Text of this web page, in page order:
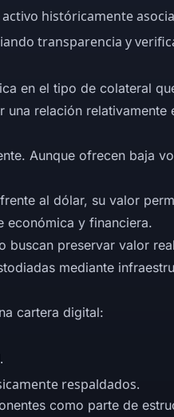
históricamente
transparencia y
en el tipo de colateral
relación
Aunque ofrecen baja
al dólar, su valor
económica y financiera.
buscan preservar valor
mediante
cartera digital:
respaldados.
como parte de